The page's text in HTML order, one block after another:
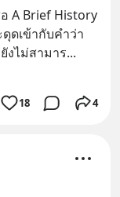
A Brief History
ดเข้ากับคำว่า
งไม่สามาร
18 4